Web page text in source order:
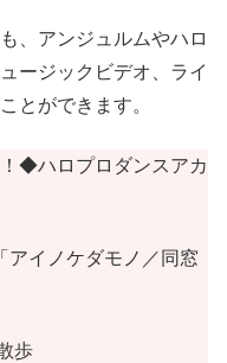
、アンジュルムやハロ
ージックビデオ、ライ
とができます。
◆ハロプロダンスアカ
アイノケダモノ／同窓
歩